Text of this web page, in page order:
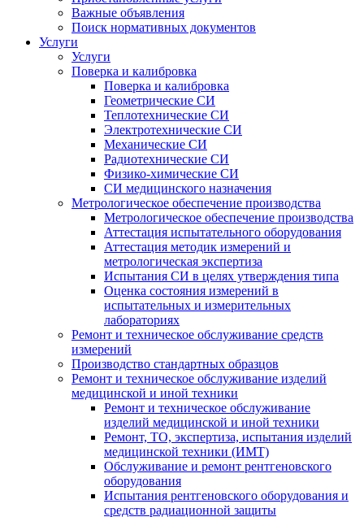
Важные объявления
Поиск нормативных документов
Услуги
Услуги
Поверка и калибровка
Поверка и калибровка
Геометрические СИ
Теплотехнические СИ
Электротехнические СИ
Механические СИ
Радиотехнические СИ
Физико-химические СИ
СИ медицинского назначения
Метрологическое обеспечение производства
Метрологическое обеспечение производства
Аттестация испытательного оборудования
Аттестация методик измерений и
метрологическая экспертиза
Испытания СИ в целях утверждения типа
Оценка состояния измерений в
испытательных и измерительных
лабораториях
Ремонт и техническое обслуживание средств
измерений
Производство стандартных образцов
Ремонт и техническое обслуживание изделий
медицинской и иной техники
Ремонт и техническое обслуживание
изделий медицинской и иной техники
Ремонт, ТО, экспертиза, испытания изделий
медицинской техники (ИМТ)
Обслуживание и ремонт рентгеновского
оборудования
Испытания рентгеновского оборудования и
средств радиационной защиты